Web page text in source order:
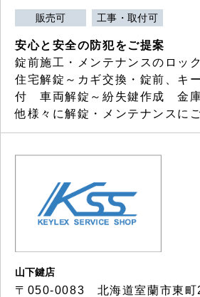
販売可 工事・取付可
安心と安全の防犯をご提案
錠前施工・メンテナンスのロッ
住宅解錠～カギ交換・錠前、キ
付 車両解錠～紛失鍵作成 金庫
他様々に解錠・メンテナンスに
山下鍵店
〒050-0083 北海道室蘭市東